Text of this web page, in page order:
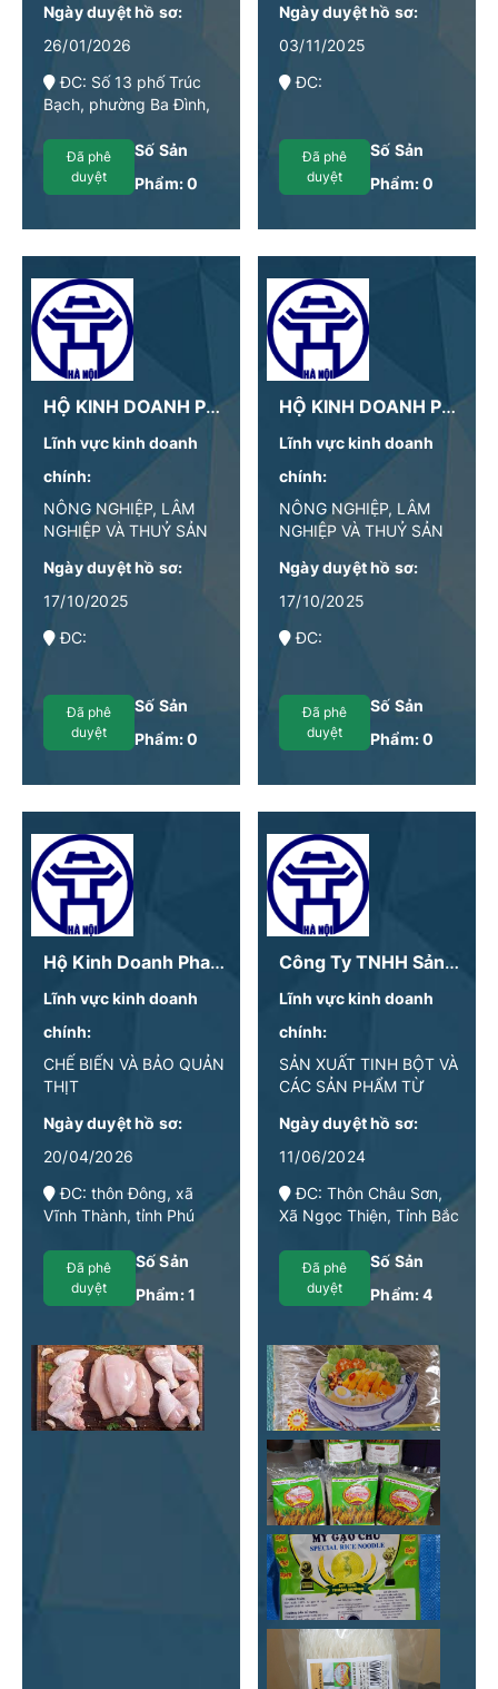
Ngày duyệt hồ sơ:
26/01/2026
ĐC: Số 13 phố Trúc
Bạch, phường Ba Đình,
Đã phê
duyệt
Số Sản
Phẩm:0
Ngày duyệt hồ sơ:
03/11/2025
ĐC:
Đã phê
duyệt
Số Sản
Phẩm:0
HỘ KINH DOANH PHẠM THỊ HỢI
Lĩnh vực kinh doanh
chính:
NÔNG NGHIỆP, LÂM
NGHIỆP VÀ THUỶ SẢN
Ngày duyệt hồ sơ:
17/10/2025
ĐC:
Đã phê
duyệt
Số Sản
Phẩm:0
HỘ KINH DOANH PHỐM QUÁN
Lĩnh vực kinh doanh
chính:
NÔNG NGHIỆP, LÂM
NGHIỆP VÀ THUỶ SẢN
Ngày duyệt hồ sơ:
17/10/2025
ĐC:
Đã phê
duyệt
Số Sản
Phẩm:0
Hộ Kinh Doanh Phan Văn Mạnh - Lũng Hòa
Lĩnh vực kinh doanh
chính:
CHẾ BIẾN VÀ BẢO QUẢN
THỊT
Ngày duyệt hồ sơ:
20/04/2026
ĐC: thôn Đông, xã
Vĩnh Thành, tỉnh Phú
Đã phê
duyệt
Số Sản
Phẩm:1
Công Ty TNHH Sản Xuất Và Phân Phối Châu Sơn
Lĩnh vực kinh doanh
chính:
SẢN XUẤT TINH BỘT VÀ
CÁC SẢN PHẨM TỪ
Ngày duyệt hồ sơ:
11/06/2024
ĐC: Thôn Châu Sơn,
Xã Ngọc Thiện, Tỉnh Bắc
Đã phê
duyệt
Số Sản
Phẩm:4